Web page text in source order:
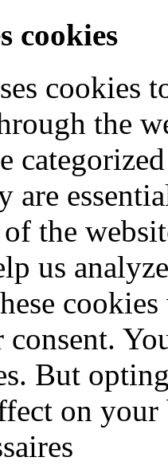
cookies
cookies
the
are
the
us
But
on